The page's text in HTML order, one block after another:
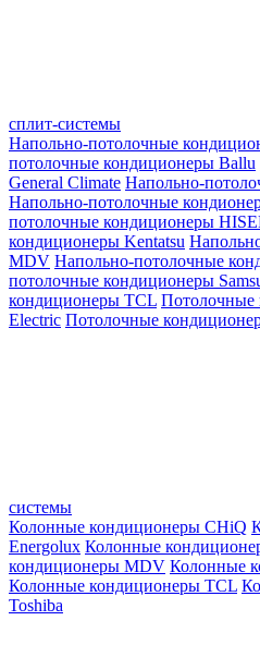
сплит-системы
Напольно-потолочные
потолочные кондиционеры Ballu
General Climate Напольно-
Напольно-потолочные
потолочные кондиционеры
кондиционеры Kentatsu
MDV Напольно-потолочные
потолочные кондиционеры
кондиционеры TCL Потолочные
Electric Потолочные
системы
Колонные кондиционеры CHiQ
Energolux Колонные
кондиционеры MDV Колонные
Колонные кондиционеры TCL
Toshiba